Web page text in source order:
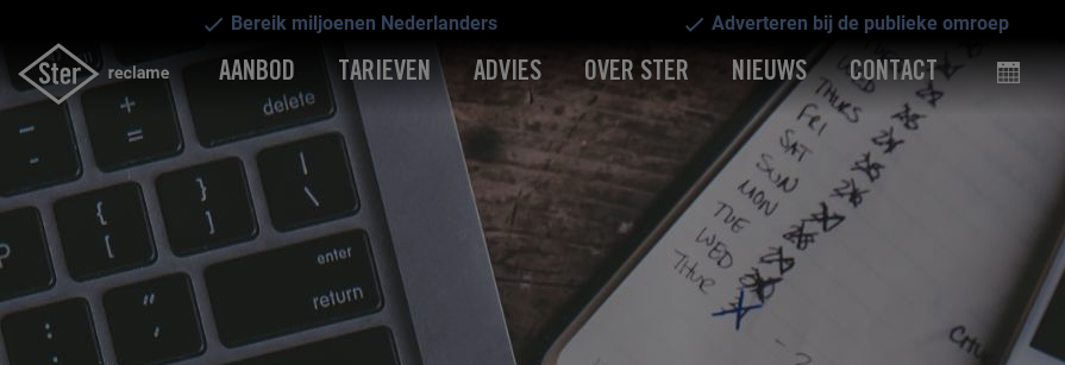
Bereik miljoenen Nederlanders Adverteren bij de publieke omroep
AANBOD TARIEVEN ADVIES OVER STER NIEUWS CONTACT